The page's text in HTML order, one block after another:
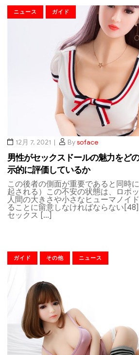
ニュース ガイド
12月 7, 2021 Bysoface
男性がセックスドールの魅力をど
示的に評価しているか
この後者の側面が重要であると同時
起される）この不安の状態は、ロボ
人間の大きさや小さなヒューマノイ
ることに留意しなければならない[48]
セックス […]
ガイド その他 ニュース